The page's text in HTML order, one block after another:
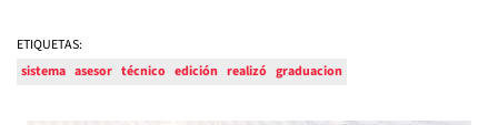
ETIQUETAS:
sistema asesor técnico edición realizó graduacion